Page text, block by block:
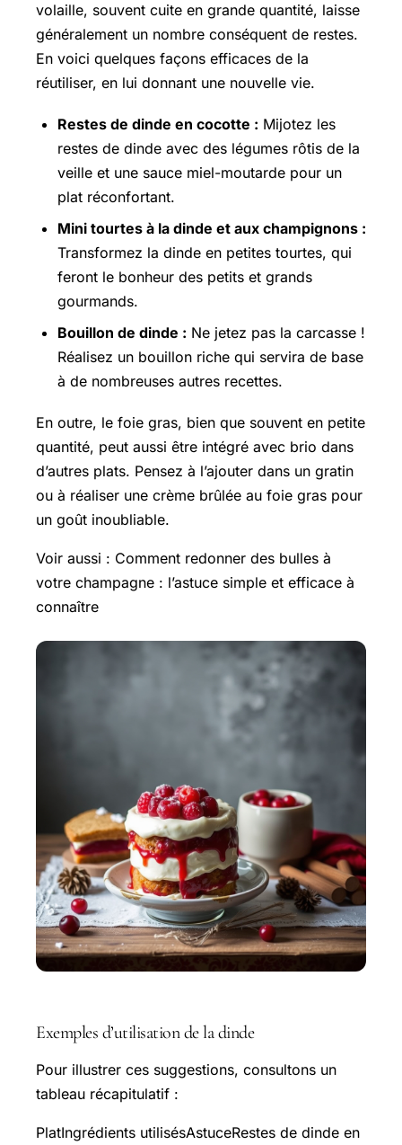
volaille, souvent cuite en grande quantité, laisse
généralement un nombre conséquent de restes.
En voici quelques façons efficaces de la
réutiliser, en lui donnant une nouvelle vie.
Restes de dinde en cocotte : Mijotez les
restes de dinde avec des légumes rôtis de la
veille et une sauce miel-moutarde pour un
plat réconfortant.
Mini tourtes à la dinde et aux champignons :
Transformez la dinde en petites tourtes, qui
feront le bonheur des petits et grands
gourmands.
Bouillon de dinde : Ne jetez pas la carcasse !
Réalisez un bouillon riche qui servira de base
à de nombreuses autres recettes.
En outre, le foie gras, bien que souvent en petite
quantité, peut aussi être intégré avec brio dans
d’autres plats. Pensez à l’ajouter dans un gratin
ou à réaliser une crème brûlée au foie gras pour
un goût inoubliable.
Voir aussi : Comment redonner des bulles à
votre champagne : l’astuce simple et efficace à
connaître
Exemples d’utilisation de la dinde
Pour illustrer ces suggestions, consultons un
tableau récapitulatif :
PlatIngrédients utilisésAstuceRestes de dinde en